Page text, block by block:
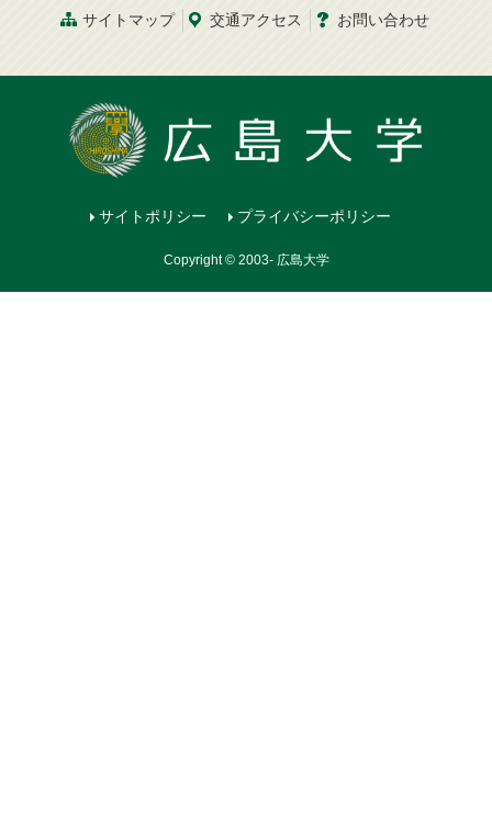
サイトマップ 交通アクセス お問い合わせ
サイトポリシー プライバシーポリシー
Copyright © 2003- 広島大学